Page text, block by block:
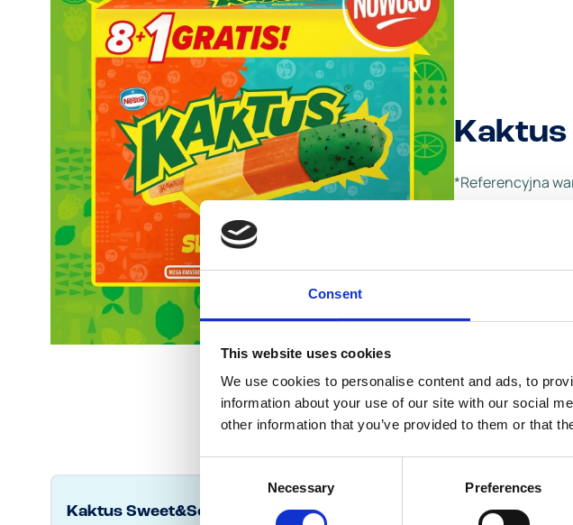
Consent
This website uses cookies
We use cookies to personalise content and ads, to
information about your use of our site with our social
other information that you’ve provided to them or that
Necessary Preferences
Kaktus
*Referencyjna
Kaktus Sweet&Sour
KAKTUS SWEET&SOUR